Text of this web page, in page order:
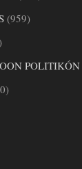
(959)
POLITIKÓN